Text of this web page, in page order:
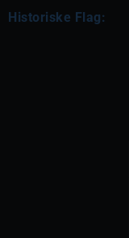
Historiske Flag: